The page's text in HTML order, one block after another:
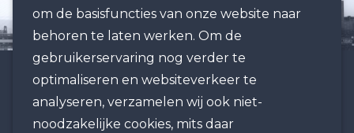
KANTOOR ROTTERDAM:
Regus Rotterdam-The Hague Airport
om de basisfuncties van onze website naar
behoren te laten werken. Om de
gebruikerservaring nog verder te
optimaliseren en websiteverkeer te
analyseren, verzamelen wij ook niet-
noodzakelijke cookies, mits daar